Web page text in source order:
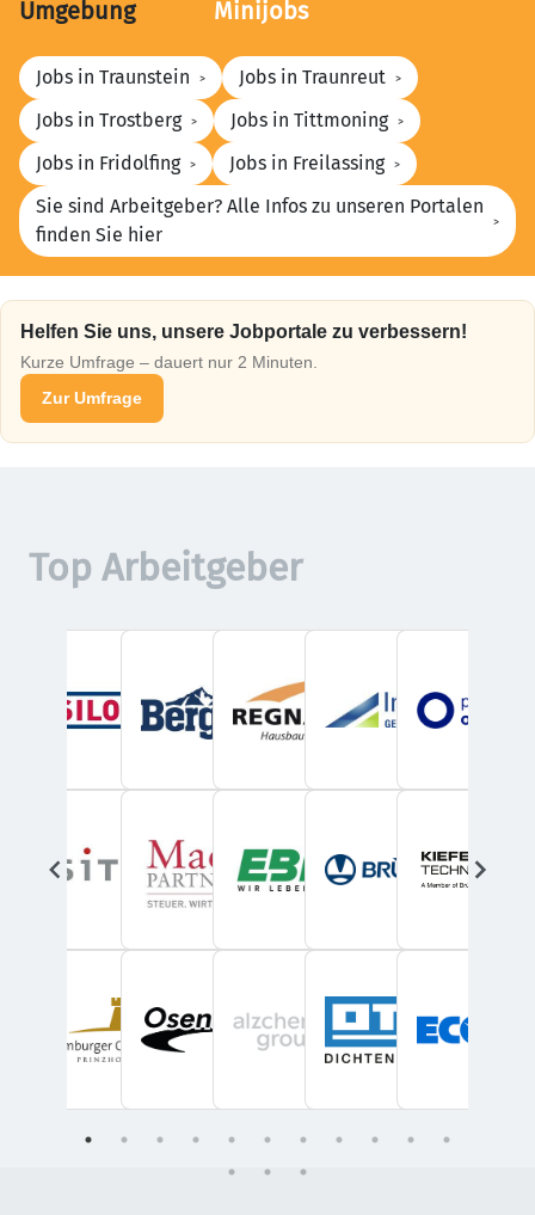
Umgebung
Minijobs
Jobs in Traunstein
Jobs in Traunreut
Jobs in Trostberg
Jobs in Tittmoning
Jobs in Fridolfing
Jobs in Freilassing
Sie sind Arbeitgeber? Alle Infos zu unseren Portalen
finden Sie hier
Helfen Sie uns, unsere Jobportale zu verbessern!
Kurze Umfrage – dauert nur 2 Minuten.
Zur Umfrage
Top Arbeitgeber